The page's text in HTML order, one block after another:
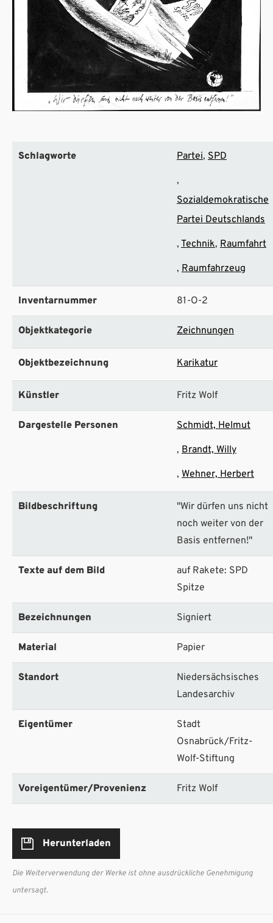
Schlagworte Partei SPD
Sozialdemokratische
Partei Deutschlands
Technik Raumfahrt
Raumfahrzeug
Inventarnummer 81-O-2
Objektkategorie Zeichnungen
Objektbezeichnung Karikatur
Künstler Fritz Wolf
Dargestelle Personen
Schmidt, Helmut
Brandt, Willy
Wehner, Herbert
Bildbeschriftung
"Wir dürfen uns nicht
noch weiter von der
Basis entfernen!"
Texte auf dem Bild
auf Rakete: SPD
Spitze
Bezeichnungen Signiert
Material Papier
Standort
Niedersächsisches
Landesarchiv
Eigentümer
Stadt
Osnabrück/Fritz-
Wolf-Stiftung
Voreigentümer/Provenienz Fritz Wolf
Herunterladen
Die Weiterverwendung der Werke ist ohne ausdrückliche Genehmigung
untersagt.